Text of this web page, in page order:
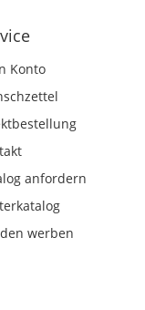
Konto
anfordern
werben